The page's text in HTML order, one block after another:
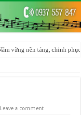
vững nền tảng, chinh
Leave a comment